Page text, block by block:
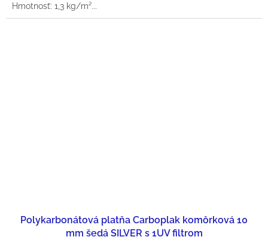
Hmotnosť: 1,3 kg/m²...
Polykarbonátová platňa Carboplak komôrková 10
mm šedá SILVER s 1UV filtrom